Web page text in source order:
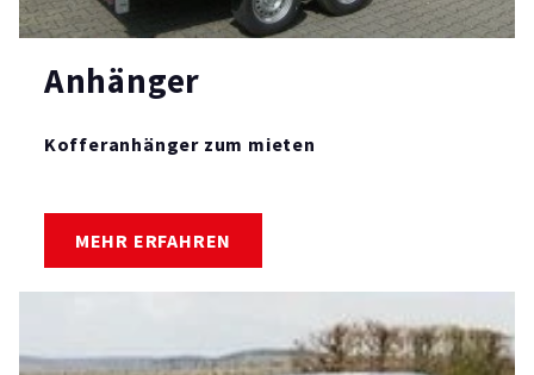
Anhänger
Kofferanhänger zum mieten
MEHR ERFAHREN